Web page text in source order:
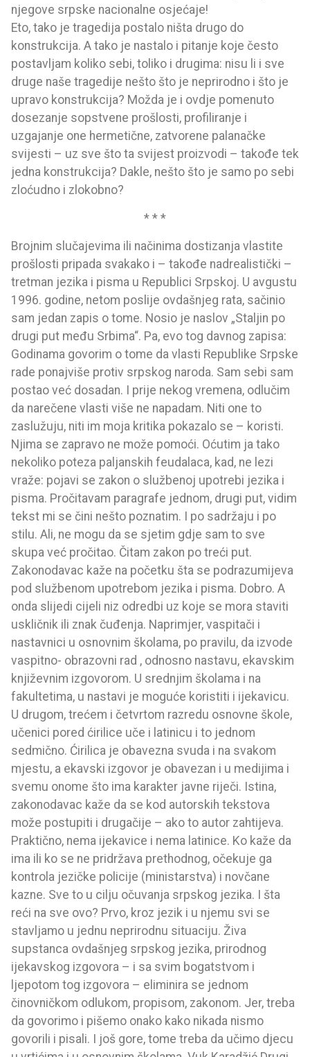
njegove srpske nacionalne osjećaje!
Eto, tako je tragedija postalo ništa drugo do
konstrukcija. A tako je nastalo i pitanje koje često
postavljam koliko sebi, toliko i drugima: nisu li i sve
druge naše tragedije nešto što je neprirodno i što je
upravo konstrukcija? Možda je i ovdje pomenuto
dosezanje sopstvene prošlosti, profiliranje i
uzgajanje one hermetične, zatvorene palanačke
svijesti – uz sve što ta svijest proizvodi – takođe tek
jedna konstrukcija? Dakle, nešto što je samo po sebi
zloćudno i zlokobno?
* * *
Brojnim slučajevima ili načinima dostizanja vlastite
prošlosti pripada svakako i – takođe nadrealistički –
tretman jezika i pisma u Republici Srpskoj. U avgustu
1996. godine, netom poslije ovdašnjeg rata, sačinio
sam jedan zapis o tome. Nosio je naslov „Staljin po
drugi put među Srbima“. Pa, evo tog davnog zapisa:
Godinama govorim o tome da vlasti Republike Srpske
rade ponajviše protiv srpskog naroda. Sam sebi sam
postao već dosadan. I prije nekog vremena, odlučim
da narečene vlasti više ne napadam. Niti one to
zaslužuju, niti im moja kritika pokazalo se – koristi.
Njima se zapravo ne može pomoći. Oćutim ja tako
nekoliko poteza paljanskih feudalaca, kad, ne lezi
vraže: pojavi se zakon o službenoj upotrebi jezika i
pisma. Pročitavam paragrafe jednom, drugi put, vidim
tekst mi se čini nešto poznatim. I po sadržaju i po
stilu. Ali, ne mogu da se sjetim gdje sam to sve
skupa već pročitao. Čitam zakon po treći put.
Zakonodavac kaže na početku šta se podrazumijeva
pod službenom upotrebom jezika i pisma. Dobro. A
onda slijedi cijeli niz odredbi uz koje se mora staviti
uskličnik ili znak čuđenja. Naprimjer, vaspitači i
nastavnici u osnovnim školama, po pravilu, da izvode
vaspitno- obrazovni rad , odnosno nastavu, ekavskim
književnim izgovorom. U srednjim školama i na
fakultetima, u nastavi je moguće koristiti i ijekavicu.
U drugom, trećem i četvrtom razredu osnovne škole,
učenici pored ćirilice uče i latinicu i to jednom
sedmično. Ćirilica je obavezna svuda i na svakom
mjestu, a ekavski izgovor je obavezan i u medijima i
svemu onome što ima karakter javne riječi. Istina,
zakonodavac kaže da se kod autorskih tekstova
može postupiti i drugačije – ako to autor zahtijeva.
Praktično, nema ijekavice i nema latinice. Ko kaže da
ima ili ko se ne pridržava prethodnog, očekuje ga
kontrola jezičke policije (ministarstva) i novčane
kazne. Sve to u cilju očuvanja srpskog jezika. I šta
reći na sve ovo? Prvo, kroz jezik i u njemu svi se
stavljamo u jednu neprirodnu situaciju. Živa
supstanca ovdašnjeg srpskog jezika, prirodnog
ijekavskog izgovora – i sa svim bogatstvom i
ljepotom tog izgovora – eliminira se jednom
činovničkom odlukom, propisom, zakonom. Jer, treba
da govorimo i pišemo onako kako nikada nismo
govorili i pisali. I još gore, tome treba da učimo djecu